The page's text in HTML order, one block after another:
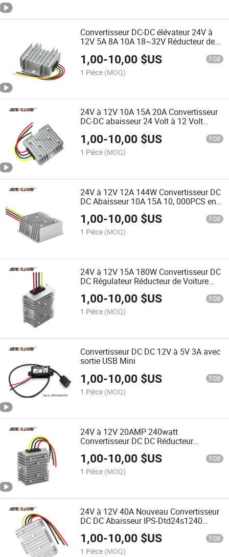
Convertisseur DC-DC élévateur 24V à
12V 5A 8A 10A 18~32V Réducteur de
1,00-10,00 $US FOB
1 Pièce (MOQ)
24V à 12V 10A 15A 20A Convertisseur
DC-DC abaisseur 24 Volt à 12 Volt
réducteur de tension DC-DC pour
voitures
1,00-10,00 $US FOB
1 Pièce (MOQ)
24V à 12V 12A 144W Convertisseur DC
DC Abaisseur 10A 15A 10, 000PCS en
1,00-10,00 $US FOB
1 Pièce (MOQ)
24V à 12V 15A 180W Convertisseur DC
DC Régulateur Réducteur de Voiture
Certifié CE 24V à 12V 15AMP Module
1,00-10,00 $US FOB
1 Pièce (MOQ)
Convertisseur DC DC 12V à 5V 3A avec
sortie USB Mini
1,00-10,00 $US FOB
1 Pièce (MOQ)
24V à 12V 20AMP 240watt
Convertisseur DC DC Réducteur
Régulateur Étanche Type Abaisseur
240W Certifié CE Idealplusing
1,00-10,00 $US FOB
1 Pièce (MOQ)
24V à 12V 40A Nouveau Convertisseur
DC DC Abaisseur IPS-Dtd24s1240
1,00-10,00 $US FOB
1 Pièce (MOQ)